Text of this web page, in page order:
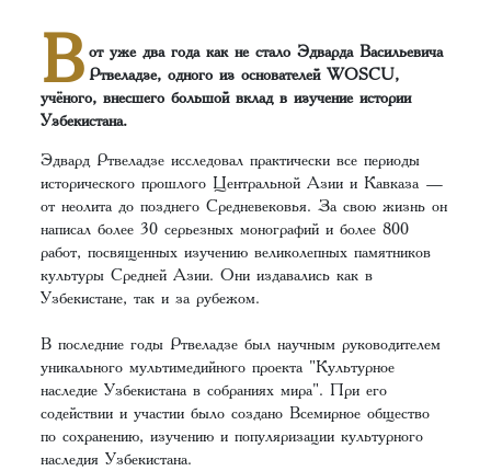
В от уже два года как не стало Эдварда Васильевича
Ртвеладзе, одного из основателей WOSCU,
учёного, внесшего большой вклад в изучение истории
Узбекистана.
Эдвард Ртвеладзе исследовал практически все периоды
исторического прошлого Центральной Азии и Кавказа —
от неолита до позднего Средневековья. За свою жизнь он
написал более 30 серьезных монографий и более 800
работ, посвященных изучению великолепных памятников
культуры Средней Азии. Они издавались как в
Узбекистане, так и за рубежом.
В последние годы Ртвеладзе был научным руководителем
уникального мультимедийного проекта "Культурное
наследие Узбекистана в собраниях мира". При его
содействии и участии было создано Всемирное общество
по сохранению, изучению и популяризации культурного
наследия Узбекистана.